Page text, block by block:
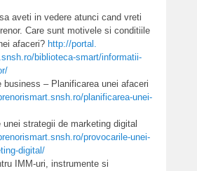
in vedere atunci cand vreti
Care sunt motivele si conditiile
afaceri? http://portal.
biblioteca-smart/informatii-
– Planificarea unei afaceri
planificarea-unei-
strategii de marketing digital
provocarile-unei-
digital/
IMM-uri, instrumente si